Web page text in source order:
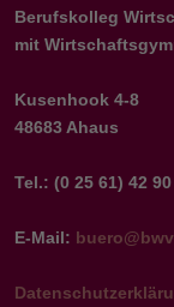
Berufskolleg
mit
Kusenhook 4-8
48683 Ahaus
Tel.: (0 25 61) 42 90
E-Mail: